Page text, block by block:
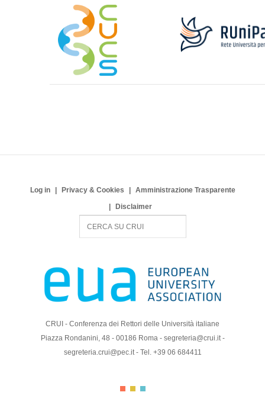
Log in Privacy & Cookies
Amministrazione Trasparente
Disclaimer
c
CRUI - Conferenza dei Rettori delle Università italiane
Piazza Rondanini, 48 - 00186 Roma - segreteria@crui.it -
segreteria.crui@pec.it - Tel. +39 06 684411